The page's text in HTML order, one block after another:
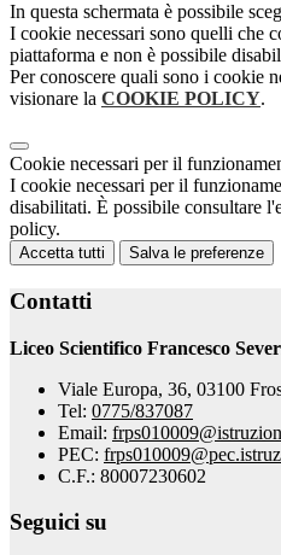
In questa schermata è possibile
I cookie necessari sono quelli che
piattaforma e non è possibile
Per conoscere quali sono i cookie
visionare la COOKIE POLICY.
Cookie necessari per il
I cookie necessari per il
disabilitati. È possibile consultare
policy.
Accetta tutti Salva le preferenze
Contatti
Liceo Scientifico Francesco
Viale Europa, 36, 03100
Tel: 0775/837087
Email:
PEC:
C.F.: 80007230602
Seguici su